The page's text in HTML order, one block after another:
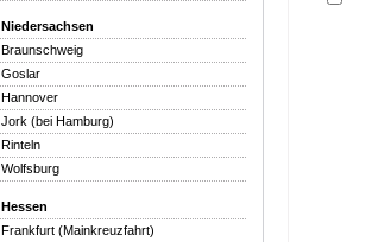
Niedersachsen
Braunschweig
Goslar
Hannover
Jork (bei Hamburg)
Rinteln
Wolfsburg
Hessen
Frankfurt (Mainkreuzfahrt)